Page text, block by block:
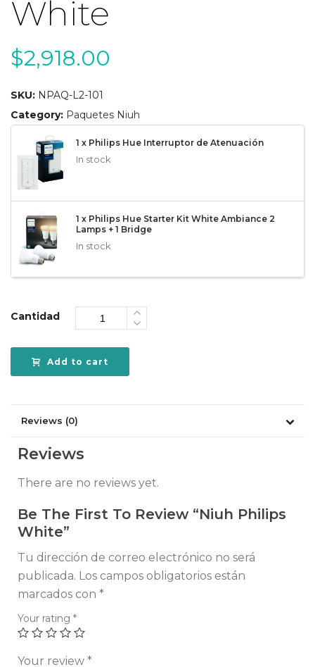
White
$2,918.00
SKU: NPAQ-L2-101
Category: Paquetes Niuh
1 x Philips Hue Interruptor de Atenuación
In stock
1 x Philips Hue Starter Kit White Ambiance 2
Lamps + 1 Bridge
In stock
Cantidad
Add to cart
Reviews (0)
Reviews
There are no reviews yet.
Be The First To Review “Niuh Philips
White”
Tu dirección de correo electrónico no será
publicada. Los campos obligatorios están
marcados con *
Your rating *
Your review *